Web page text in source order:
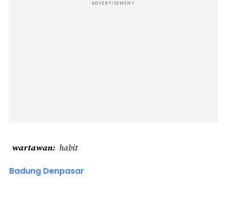
ADVERTISEMENT
wartawan habit
Badung Denpasar